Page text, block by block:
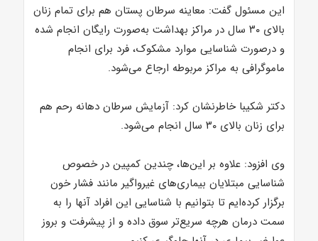
این مسئول گفت: معاینه سرطان پستان هم برای تمام زنان
بالای ۳۰ سال در مراکز بهداشت به‌صورت رایگان انجام شده
و درصورت شناسایی موارد مشکوک، فرد برای انجام
ماموگرافی به مراکز مربوطه ارجاع می‌شود.
دکتر شکیبا خاطرنشان کرد: آزمایش سرطان دهانه رحم هم
برای زنان بالای ۳۰ سال انجام می‌شود.
وی افزود: علاوه بر این‌ها، چندین کمپین در خصوص
شناسایی مبتلایان بیماری‌های غیرواگیر مانند فشار خون
برگزار کرده‌ایم تا بتوانیم با شناسایی این افراد آنها را به
سمت درمان هرچه سریع‌تر سوق داده و از پیشرفت و بروز